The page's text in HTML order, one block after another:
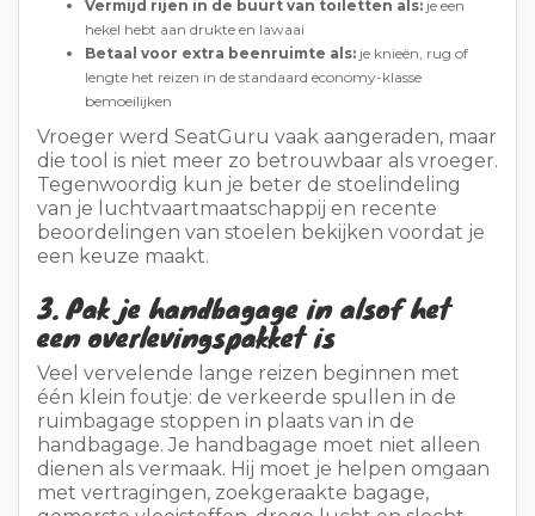
van je luchtvaartmaatschappij en recente
beoordelingen van stoelen bekijken voordat je
een keuze maakt.
3. Pak je handbagage in alsof het
een overlevingspakket is
Veel vervelende lange reizen beginnen met
één klein foutje: de verkeerde spullen in de
ruimbagage stoppen in plaats van in de
handbagage. Je handbagage moet niet alleen
dienen als vermaak. Hij moet je helpen omgaan
gemorste vloeistoffen, droge lucht en slecht
slapen.
Tip 9: Pak je koffer voor de eerste 24 uur,
niet alleen voor de vlucht.Als je ingecheckte
bagage te laat aankomt, moet je toch gewoon
door kunnen gaan. Dat betekent dat je de
belangrijkste spullen bij je moet houden.